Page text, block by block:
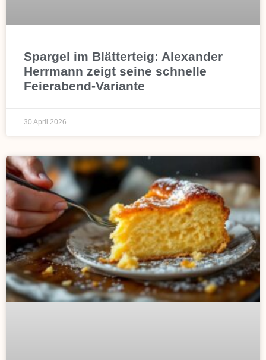
Spargel im Blätterteig: Alexander
Herrmann zeigt seine schnelle
Feierabend-Variante
30 April 2026